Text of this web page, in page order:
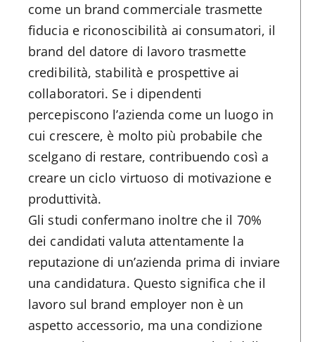
come un brand commerciale trasmette
fiducia e riconoscibilità ai consumatori, il
brand del datore di lavoro trasmette
credibilità, stabilità e prospettive ai
collaboratori. Se i dipendenti
percepiscono l’azienda come un luogo in
cui crescere, è molto più probabile che
scelgano di restare, contribuendo così a
creare un ciclo virtuoso di motivazione e
produttività.
Gli studi confermano inoltre che il 70%
dei candidati valuta attentamente la
reputazione di un’azienda prima di inviare
una candidatura. Questo significa che il
lavoro sul brand employer non è un
aspetto accessorio, ma una condizione